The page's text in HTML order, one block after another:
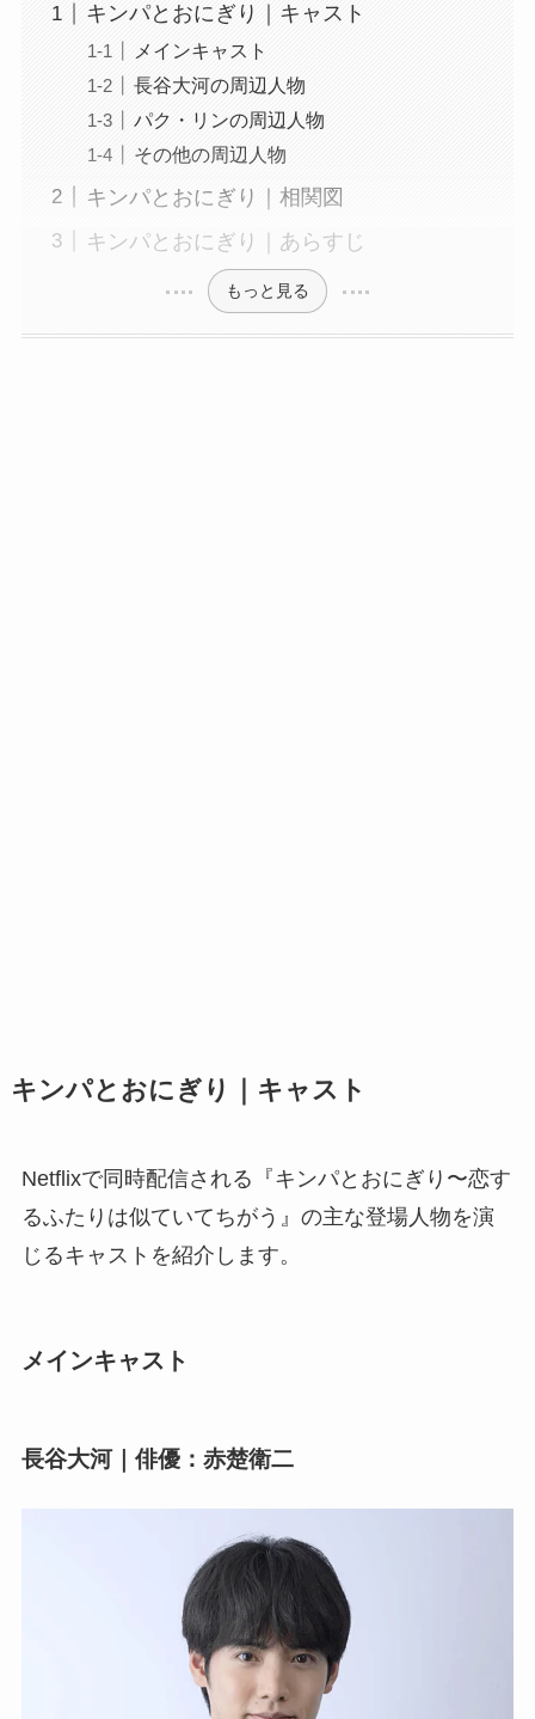
キンパとおにぎり｜キャスト
メインキャスト
長谷大河の周辺人物
パク・リンの周辺人物
その他の周辺人物
キンパとおにぎり｜相関図
キンパとおにぎり｜あらすじ
もっと見る
キンパとおにぎり｜キャスト
Netflixで同時配信される『キンパとおにぎり〜恋す
るふたりは似ていてちがう』の主な登場人物を演
じるキャストを紹介します。
メインキャスト
長谷大河｜俳優：赤楚衛二